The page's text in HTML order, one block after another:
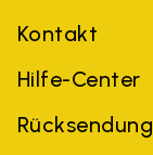
Kontakt
Hilfe-Center